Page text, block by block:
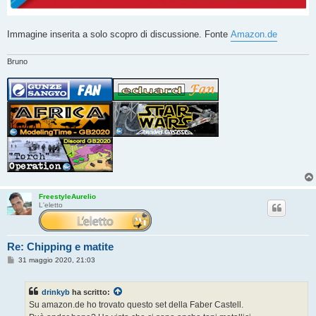
Immagine inserita a solo scopro di discussione. Fonte Amazon.de
Bruno
FreestyleAurelio
L'eletto
Re: Chipping e matite
M31 maggio 2020, 21:03
drinkyb ha scritto:
Su amazon.de ho trovato questo set della Faber Castell.